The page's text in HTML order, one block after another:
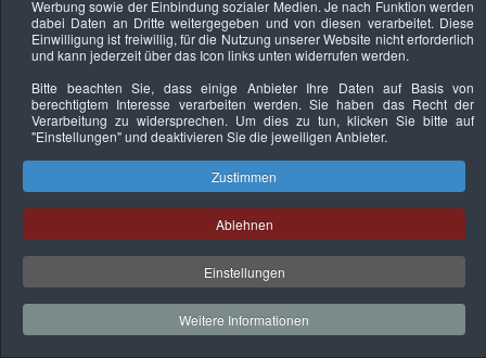
Datenschutzerklärung Urheberrechtsnachweise Nachhaltigkeit
Copyright © 2026. Bundesverband Deutscher
Sachverständiger und Fachgutachter e.V..
Werbung sowie der Einbindung sozialer Medien. Je nach Funktion werden
dabei Daten an Dritte weitergegeben und von diesen verarbeitet. Diese
Einwilligung ist freiwillig, für die Nutzung unserer Website nicht erforderlich
und kann jederzeit über das Icon links unten widerrufen werden.
Bitte beachten Sie, dass einige Anbieter Ihre Daten auf Basis von
berechtigtem Interesse verarbeiten werden. Sie haben das Recht der
Verarbeitung zu widersprechen. Um dies zu tun, klicken Sie bitte auf
"Einstellungen"und deaktivieren Sie die jeweiligen Anbieter.
Zustimmen
Ablehnen
Einstellungen
Weitere Informationen